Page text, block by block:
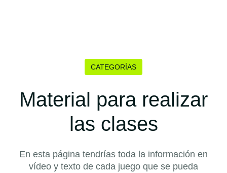
CATEGORÍAS
Material para realizar
las clases
En esta página tendrías toda la información en
vídeo y texto de cada juego que se pueda